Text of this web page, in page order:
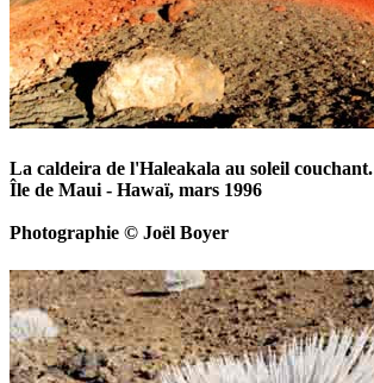
La caldeira de l'Haleakala au soleil couchant.
Île de Maui - Hawaï, mars 1996
Photographie © Joël Boyer